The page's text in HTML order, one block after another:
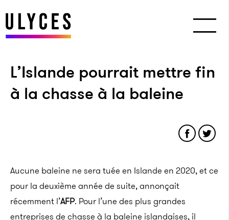
L’Islande pourrait mettre fin
à la chasse à la baleine
Aucune baleine ne sera tuée en Islande en 2020, et ce
pour la deuxième année de suite, annonçait
récemment l’AFP. Pour l’une des plus grandes
entreprises de chasse à la baleine islandaises, il